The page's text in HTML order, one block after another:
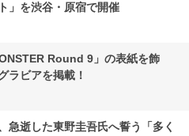
」を渋谷・原宿で開催
Round 9」の表紙を飾
ラビアを掲載！
急逝した東野圭吾氏へ誓う「多く